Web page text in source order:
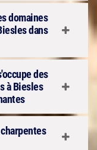
domaines
dans
des
à Biesles